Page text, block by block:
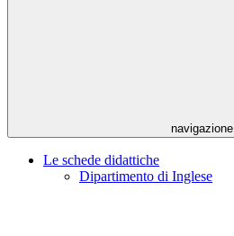
navigazione
Le schede didattiche
Dipartimento di Inglese